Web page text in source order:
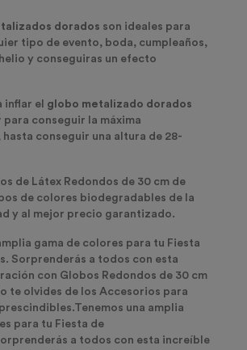
dorados son ideales para
tipo de evento, boda, cumpleaños,
y conseguiras un efecto
inflar el globo metalizado dorados
para conseguir la máxima
conseguir una altura de 28-
de Látex Redondos de 30 cm de
de colores biodegradables de la
y al mejor precio garantizado.
gama de colores para tu Fiesta
Sorprenderás a todos con esta
con Globos Redondos de 30 cm
te olvides de los Accesorios para
una amplia
para tu Fiesta de
a todos con esta increíble